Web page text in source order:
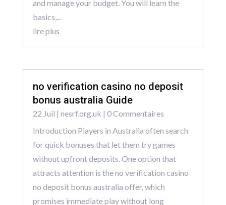
and manage your budget. You will learn the
basics,...
lire plus
no verification casino no deposit
bonus australia Guide
22 Juil | nesrf.org.uk | 0 Commentaires
Introduction Players in Australia often search
for quick bonuses that let them try games
without upfront deposits. One option that
attracts attention is the no verification casino
no deposit bonus australia offer, which
promises immediate play without long